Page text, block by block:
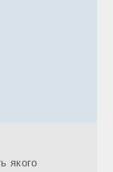
якого